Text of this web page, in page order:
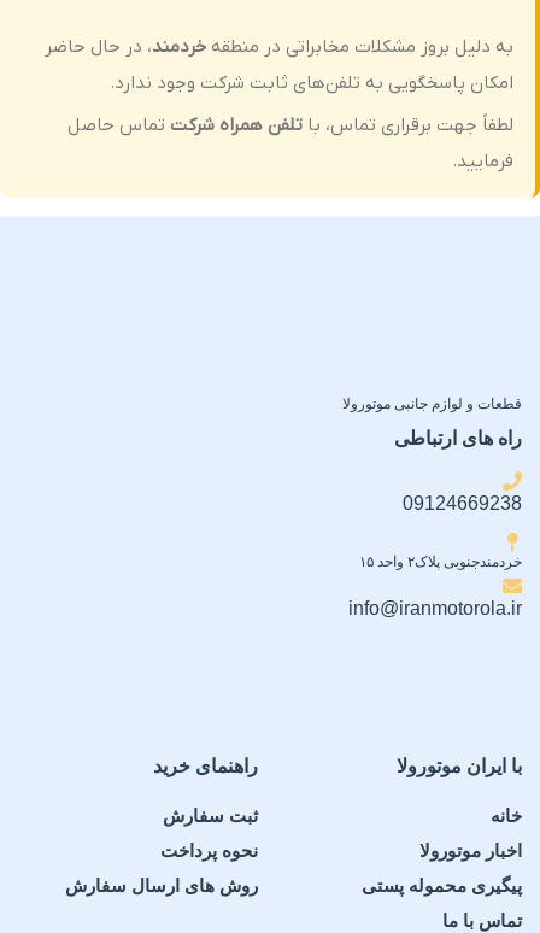
به دلیل بروز مشکلات مخابراتی در منطقه خردمند، در حال حاضر
امکان پاسخگویی به تلفن‌های ثابت شرکت وجود ندارد.
لطفاً جهت برقراری تماس، با تلفن همراه شرکت تماس حاصل
فرمایید.
قطعات و لوازم جانبی موتورولا
راه های ارتباطی
09124669238
خردمندجنوبی پلاک۲ واحد ۱۵
info@iranmotorola.ir
با ایران موتورولا
خانه
اخبار موتورولا
پیگیری محموله پستی
تماس با ما
راهنمای خرید
ثبت سفارش
نحوه پرداخت
روش های ارسال سفارش